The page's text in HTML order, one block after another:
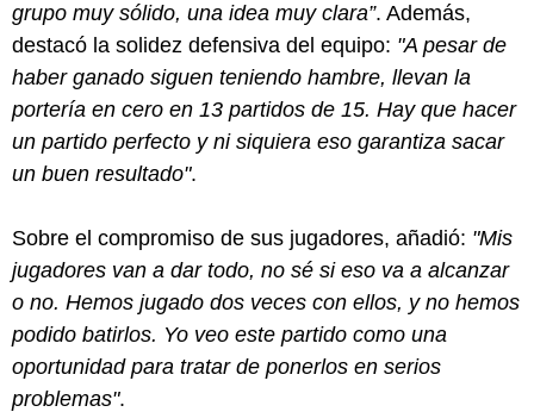
grupo muy sólido, una idea muy clara”. Además,
destacó la solidez defensiva del equipo: "A pesar de
haber ganado siguen teniendo hambre, llevan la
portería en cero en 13 partidos de 15. Hay que hacer
un partido perfecto y ni siquiera eso garantiza sacar
un buen resultado".
Sobre el compromiso de sus jugadores, añadió: "Mis
jugadores van a dar todo, no sé si eso va a alcanzar
o no. Hemos jugado dos veces con ellos, y no hemos
podido batirlos. Yo veo este partido como una
oportunidad para tratar de ponerlos en serios
problemas".